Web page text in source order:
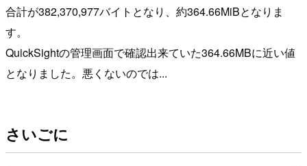
合計が382,370,977バイトとなり、約364.66MiBとなりま
す。
QuickSightの管理画面で確認出来ていた364.66MBに近い値
となりました。悪くないのでは...
さいごに